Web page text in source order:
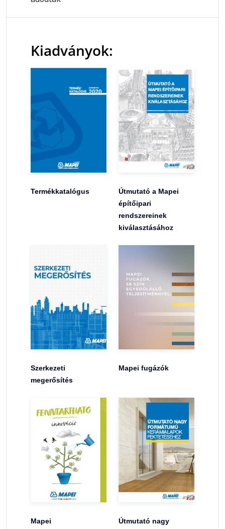
Kiadványok:
Termékkatalógus
Útmutató a Mapei
építőipari
rendszereinek
kiválasztásához
Szerkezeti
megerősítés
Mapei fugázók
Mapei
Útmutató nagy